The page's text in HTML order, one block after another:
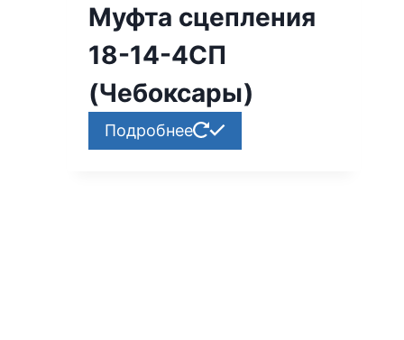
Муфта сцепления
18-14-4СП
(Чебоксары)
Подробнее